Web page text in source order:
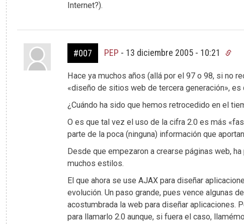
Internet?).
#007 PEP - 13 diciembre 2005 - 10:21
Hace ya muchos años (allá por el 97 o 98, si no
«diseño de sitios web de tercera generación», es
¿Cuándo ha sido que hemos retrocedido en el
O es que tal vez el uso de la cifra 2.0 es más
parte de la poca (ninguna) información que
Desde que empezaron a crearse páginas web,
muchos estilos.
El que ahora se use AJAX para diseñar
evolución. Un paso grande, pues vence algunas
acostumbrada la web para diseñar aplicaciones.
para llamarlo 2.0 aunque, si fuera el caso,